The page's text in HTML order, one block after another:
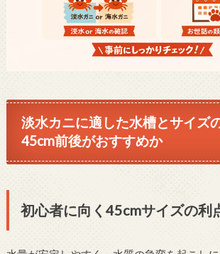
淡水カニに適した水槽とサイズ
45cm前後がおすすめか
初心者に向く45cmサイズの利